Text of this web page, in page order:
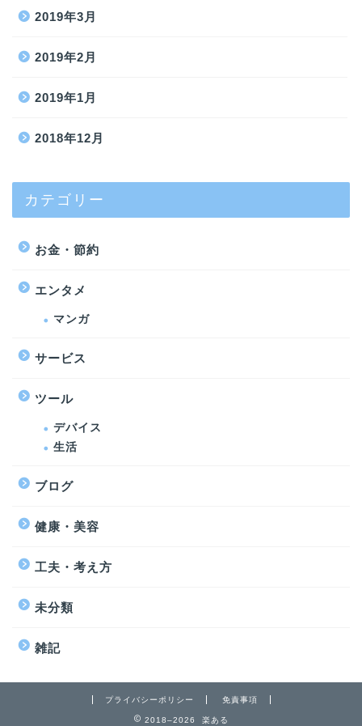
2019年3月
2019年2月
2019年1月
2018年12月
カテゴリー
お金・節約
エンタメ
マンガ
サービス
ツール
デバイス
生活
ブログ
健康・美容
工夫・考え方
未分類
雑記
プライバシーポリシー 免責事項
2018–2026 楽ある